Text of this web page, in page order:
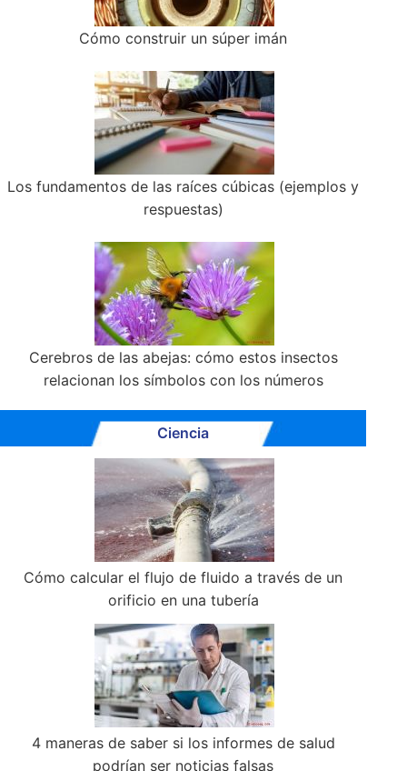
Cómo construir un súper imán
Los fundamentos de las raíces cúbicas (ejemplos y
respuestas)
Cerebros de las abejas: cómo estos insectos
relacionan los símbolos con los números
Ciencia
Cómo calcular el flujo de fluido a través de un
orificio en una tubería
4 maneras de saber si los informes de salud
podrían ser noticias falsas